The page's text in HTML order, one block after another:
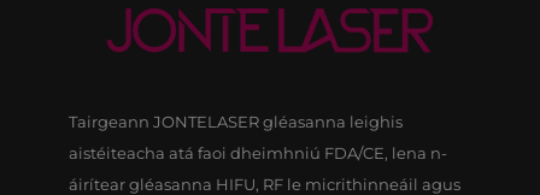
Tairgeann JONTELASER gléasanna leighis
aistéiteacha atá faoi dheimhniú FDA/CE, lena n-
áirítear gléasanna HIFU, RF le micrithinneáil agus